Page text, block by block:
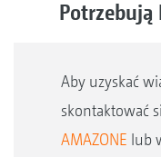
Potrzebują
Aby uzyskać
skontaktować
AMAZONE lub